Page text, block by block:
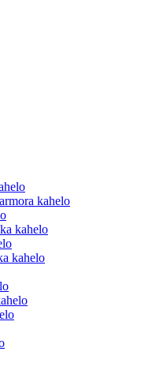
kahelo
kahelo
kahelo